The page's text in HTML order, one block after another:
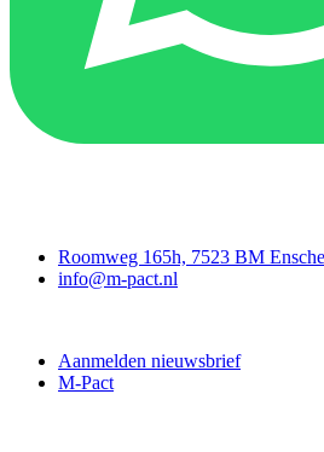
Roomweg 165h, 7523 BM
info@m-pact.nl
Aanmelden nieuwsbrief
M-Pact